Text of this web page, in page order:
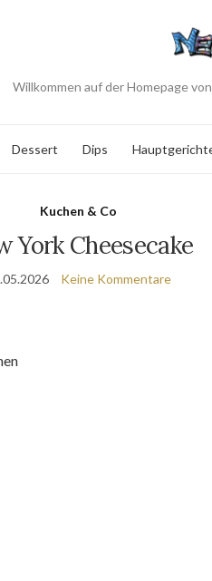
Willkommen auf der Homepage
Dessert Dips
Kuchen & Co
York Cheesecake
Keine Kommentare